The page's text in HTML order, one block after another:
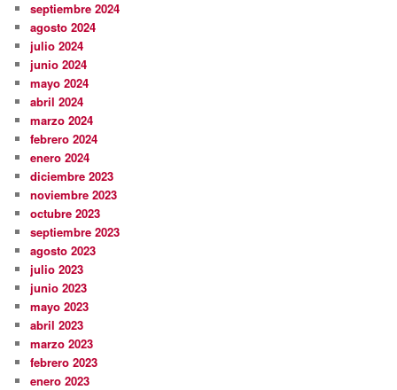
septiembre 2024
agosto 2024
julio 2024
junio 2024
mayo 2024
abril 2024
marzo 2024
febrero 2024
enero 2024
diciembre 2023
noviembre 2023
octubre 2023
septiembre 2023
agosto 2023
julio 2023
junio 2023
mayo 2023
abril 2023
marzo 2023
febrero 2023
enero 2023